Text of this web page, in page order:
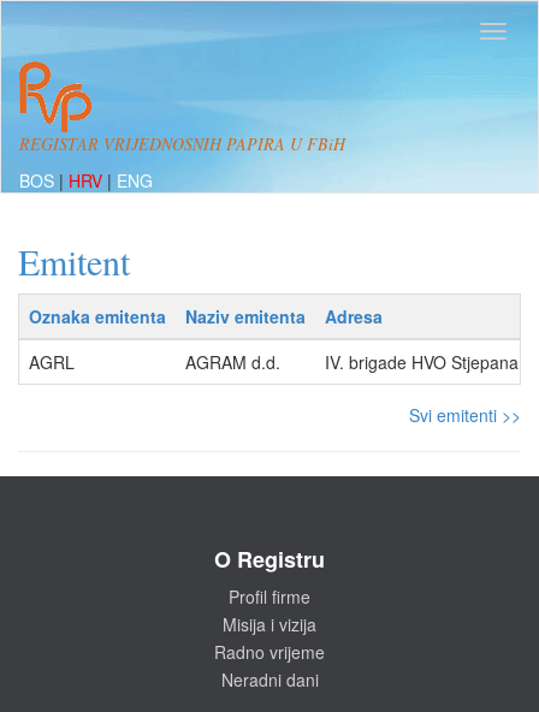
REGISTAR VRIJEDNOSNIH PAPIRA U FBiH
BOS | HRV | ENG
Emitent
Oznaka emitenta Naziv emitenta
Adresa
AGRL
AGRAM d.d. IV. brigade HVO Stjepana
Svi emitenti >>
O Registru
Profil firme
Misija i vizija
Radno vrijeme
Neradni dani